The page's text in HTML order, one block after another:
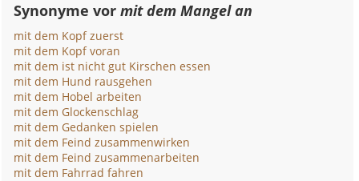
Synonyme vormit dem Mangel an
mit dem Kopf zuerst
mit dem Kopf voran
mit dem ist nicht gut Kirschen essen
mit dem Hund rausgehen
mit dem Hobel arbeiten
mit dem Glockenschlag
mit dem Gedanken spielen
mit dem Feind zusammenwirken
mit dem Feind zusammenarbeiten
mit dem Fahrrad fahren